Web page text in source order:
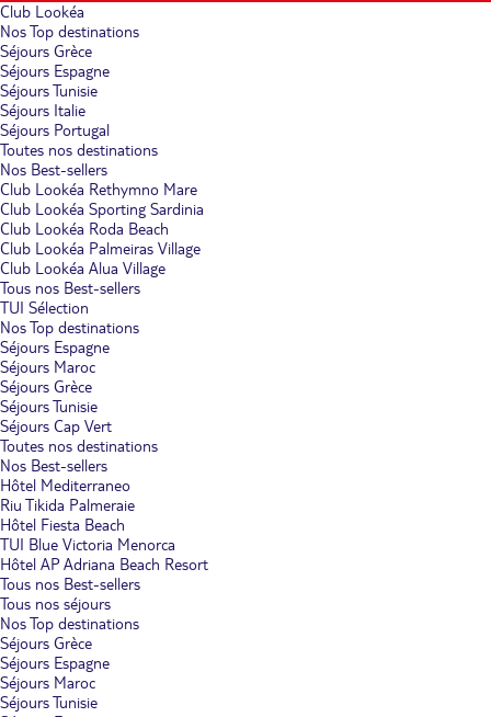
Club Lookéa
Nos Top destinations
Séjours Grèce
Séjours Espagne
Séjours Tunisie
Séjours Italie
Séjours Portugal
Toutes nos destinations
Nos Best-sellers
Club Lookéa Rethymno Mare
Club Lookéa Sporting Sardinia
Club Lookéa Roda Beach
Club Lookéa Palmeiras Village
Club Lookéa Alua Village
Tous nos Best-sellers
TUI Sélection
Nos Top destinations
Séjours Espagne
Séjours Maroc
Séjours Grèce
Séjours Tunisie
Séjours Cap Vert
Toutes nos destinations
Nos Best-sellers
Hôtel Mediterraneo
Riu Tikida Palmeraie
Hôtel Fiesta Beach
TUI Blue Victoria Menorca
Hôtel AP Adriana Beach Resort
Tous nos Best-sellers
Tous nos séjours
Nos Top destinations
Séjours Grèce
Séjours Espagne
Séjours Maroc
Séjours Tunisie